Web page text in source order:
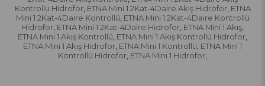
Kontrollü Hidrofor, ETNA Mini 1 2Kat-4Daire Akış Hidrofor, ETNA
Mini 1 2Kat-4Daire Kontrollü ETNA Mini 1 2Kat-4Daire Kontrollü
Hidrofor ETNA Mini 1 2Kat-4Daire Hidrofor ETNA Mini 1 Akış
ETNA Mini 1 Akış Kontrollü ETNA Mini 1 Akış Kontrollü Hidrofor
ETNA Mini 1 Akış Hidrofor ETNA Mini 1 Kontrollü ETNA Mini 1
Kontrollü Hidrofor ETNA Mini 1 Hidrofor